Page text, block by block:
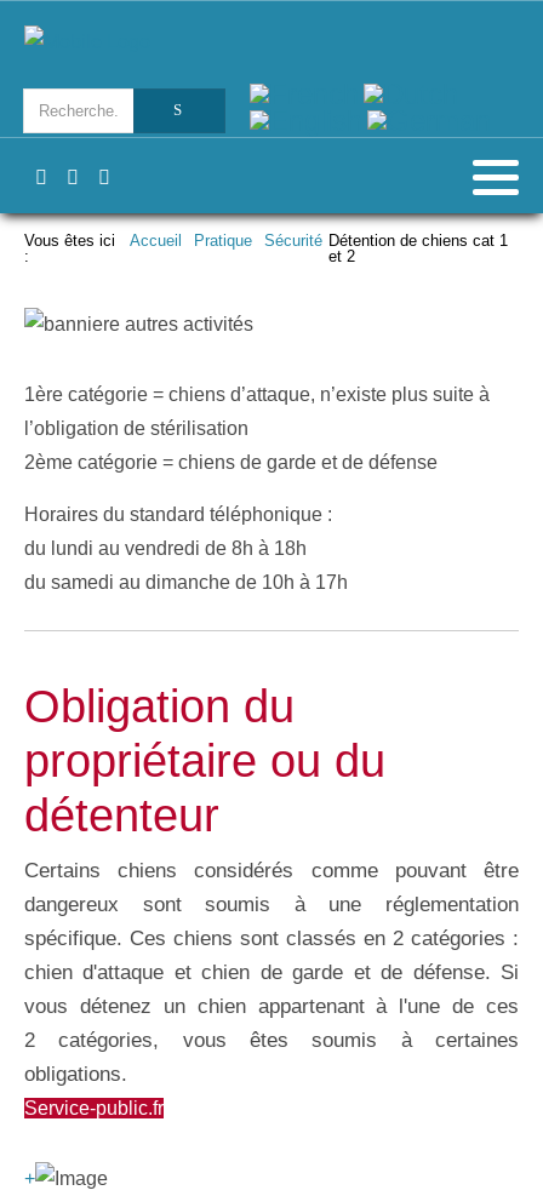
Vous êtes ici
:
Accueil Pratique Sécurité Détention de chiens cat 1
et 2
1ère catégorie = chiens d’attaque, n’existe plus suite à
l’obligation de stérilisation
2ème catégorie = chiens de garde et de défense
Horaires du standard téléphonique :
du lundi au vendredi de 8h à 18h
du samedi au dimanche de 10h à 17h
Obligation du
propriétaire ou du
détenteur
Certains chiens considérés comme pouvant être
dangereux sont soumis à une réglementation
spécifique. Ces chiens sont classés en 2 catégories :
chien d'attaque et chien de garde et de défense. Si
vous détenez un chien appartenant à l'une de ces
2 catégories, vous êtes soumis à certaines
obligations.
Service-public.fr
+